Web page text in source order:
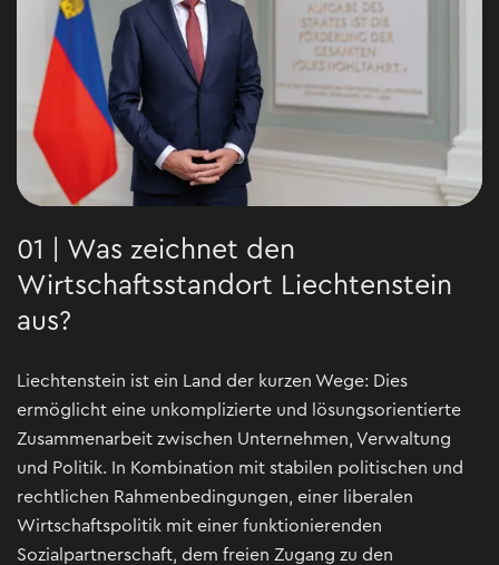
01 | Was zeichnet den
Wirtschaftsstandort Liechtenstein
aus?
Liechtenstein ist ein Land der kurzen Wege: Dies
ermöglicht eine unkomplizierte und lösungsorientierte
Zusammenarbeit zwischen Unternehmen, Verwaltung
und Politik. In Kombination mit stabilen politischen und
rechtlichen Rahmenbedingungen, einer liberalen
Wirtschaftspolitik mit einer funktionierenden
Sozialpartnerschaft, dem freien Zugang zu den